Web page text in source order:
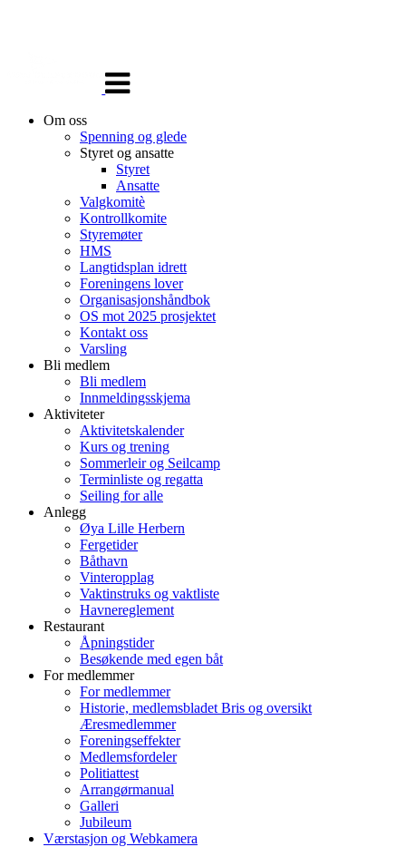
navigasjon
Om oss
Spenning og glede
Styret og ansatte
Styret
Ansatte
Valgkomitè
Kontrollkomite
Styremøter
HMS
Langtidsplan idrett
Foreningens lover
Organisasjonshåndbok
OS mot 2025 prosjektet
Kontakt oss
Varsling
Bli medlem
Bli medlem
Innmeldingsskjema
Aktiviteter
Aktivitetskalender
Kurs og trening
Sommerleir og Seilcamp
Terminliste og regatta
Seiling for alle
Anlegg
Øya Lille Herbern
Fergetider
Båthavn
Vinteropplag
Vaktinstruks og vaktliste
Havnereglement
Restaurant
Åpningstider
Besøkende med egen båt
For medlemmer
For medlemmer
Historie, medlemsbladet Bris og oversikt
Æresmedlemmer
Foreningseffekter
Medlemsfordeler
Politiattest
Arrangørmanual
Galleri
Jubileum
Værstasjon og Webkamera